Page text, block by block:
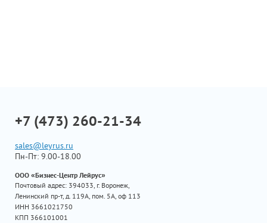
+7 (473) 260-21-34
sales@leyrus.ru
Пн-Пт: 9.00-18.00
ООО «Бизнес-Центр Лейрус»
Почтовый адрес: 394033, г. Воронеж,
Ленинский пр-т, д. 119А, пом. 5А, оф 113
ИНН 3661021750
КПП 366101001